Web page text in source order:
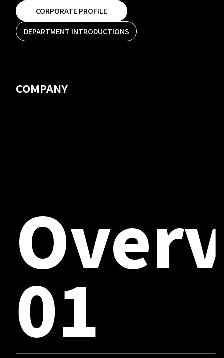
CORPORATE PROFILE
CORPORATE PROFILE
DEPARTMENT INTRODUCTIONS
DEPARTMENT INTRODUCTIONS
COMPANY
01